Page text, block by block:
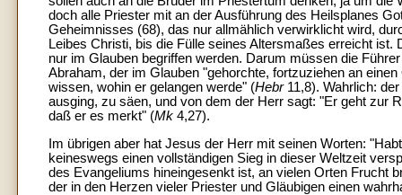
doch alle Priester mit an der Ausführung des Heilsplanes
Geheimnisses (68), das nur allmählich verwirklicht wird,
Leibes Christi, bis die Fülle seines Altersmaßes erreicht
nur im Glauben begriffen werden. Darum müssen die
Abraham, der im Glauben "gehorchte, fortzuziehen an
wissen, wohin er gelangen werde" (Hebr11,8). Wahrlich:
ausging, zu säen, und von dem der Herr sagt: "Er geht zur
daß er es merkt" (Mk 4,27).
Im übrigen aber hat Jesus der Herr mit seinen Worten:
keineswegs einen vollständigen Sieg in dieser Weltzeit
des Evangeliums hineingesenkt ist, an vielen Orten Frucht
der in den Herzen vieler Priester und Gläubigen einen